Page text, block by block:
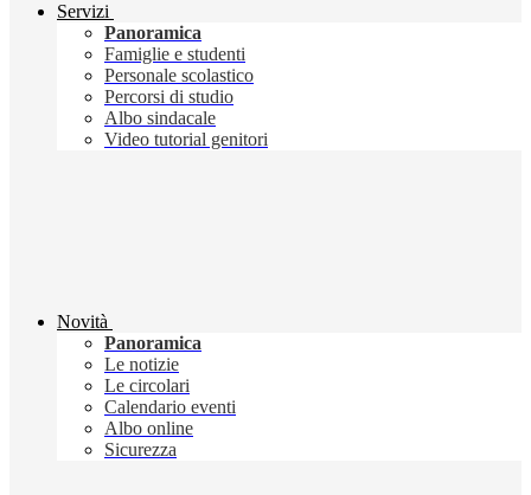
Servizi
Panoramica
Famiglie e studenti
Personale scolastico
Percorsi di studio
Albo sindacale
Video tutorial genitori
Novità
Panoramica
Le notizie
Le circolari
Calendario eventi
Albo online
Sicurezza